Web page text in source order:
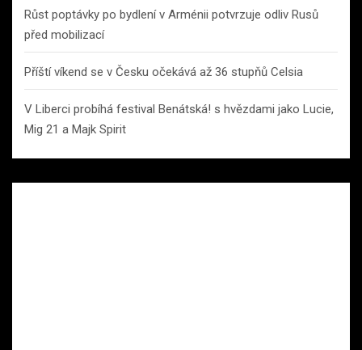
Růst poptávky po bydlení v Arménii potvrzuje odliv Rusů
před mobilizací
Příští víkend se v Česku očekává až 36 stupňů Celsia
V Liberci probíhá festival Benátská! s hvězdami jako Lucie,
Mig 21 a Majk Spirit